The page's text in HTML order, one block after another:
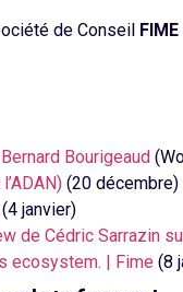
de Conseil FIME
Bourigeaud
(20 décembre)
(4 janvier)
de Cédric Sarrazin
ecosystem. | Fime (8